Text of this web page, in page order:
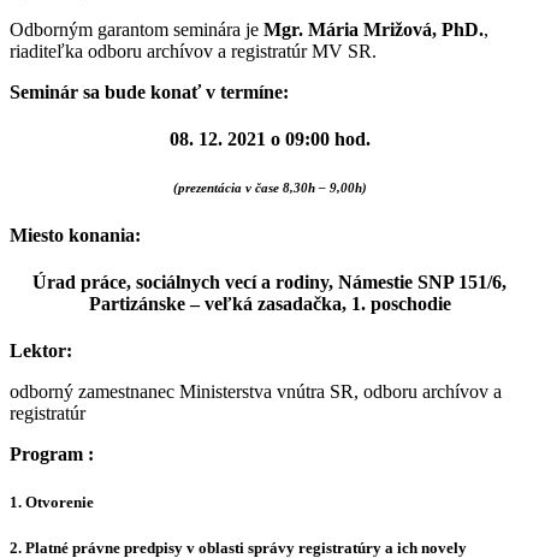
Odborným garantom seminára je Mgr. Mária Mrižová, PhD.,
riaditeľka odboru archívov a registratúr MV SR.
Seminár sa bude konať v termíne:
08. 12. 2021 o 09:00 hod.
(prezentácia v čase 8,30h – 9,00h)
Miesto konania:
Úrad práce, sociálnych vecí a rodiny, Námestie SNP 151/6,
Partizánske– veľká zasadačka, 1. poschodie
Lektor:
odborný zamestnanec Ministerstva vnútra SR, odboru archívov a
registratúr
Program :
1. Otvorenie
2. Platné právne predpisy v oblasti správy registratúry a ich novely